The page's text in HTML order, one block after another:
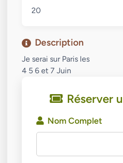
20
Description
Je serai sur Paris les
4 5 6 et 7 Juin
Réserver
Nom Complet